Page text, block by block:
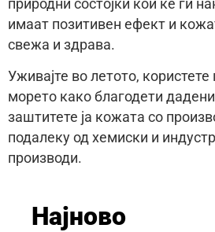
природни состојки кои ќе ги
имаат позитивен ефект и
свежа и здрава.
Уживајте во летото, користете
морето како благодети
заштитете ја кожата со
подалеку од хемиски и
производи.
Најново